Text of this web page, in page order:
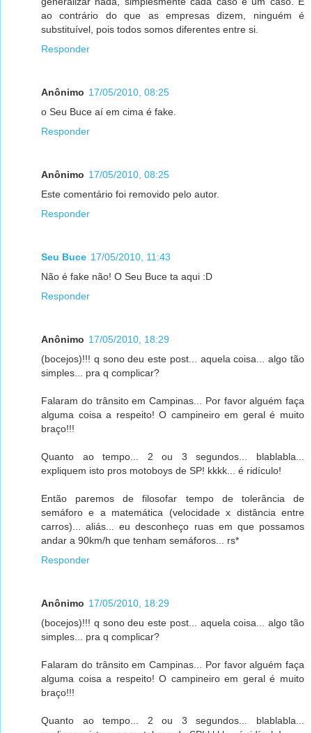
ao contrário do que as empresas dizem, ninguém é
substituível, pois todos somos diferentes entre si.
Responder
Anônimo 17/05/2010, 08:25
o Seu Buce aí em cima é fake.
Responder
Anônimo 17/05/2010, 08:25
Este comentário foi removido pelo autor.
Responder
Seu Buce 17/05/2010, 11:43
Não é fake não! O Seu Buce ta aqui :D
Responder
Anônimo 17/05/2010, 18:29
(bocejos)!!! q sono deu este post... aquela coisa... algo tão
simples... pra q complicar?
Falaram do trânsito em Campinas... Por favor alguém faça
alguma coisa a respeito! O campineiro em geral é muito
braço!!!
Quanto ao tempo... 2 ou 3 segundos... blablabla...
expliquem isto pros motoboys de SP! kkkk... é ridículo!
Então paremos de filosofar tempo de tolerância de
semáforo e a matemática (velocidade x distância entre
carros)... aliás... eu desconheço ruas em que possamos
andar a 90km/h que tenham semáforos... rs*
Responder
Anônimo 17/05/2010, 18:29
(bocejos)!!! q sono deu este post... aquela coisa... algo tão
simples... pra q complicar?
Falaram do trânsito em Campinas... Por favor alguém faça
alguma coisa a respeito! O campineiro em geral é muito
braço!!!
Quanto ao tempo... 2 ou 3 segundos... blablabla...